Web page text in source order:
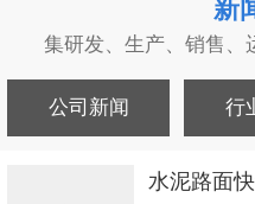
新
集研发、生产、销售、
公司新闻 行
水泥路面